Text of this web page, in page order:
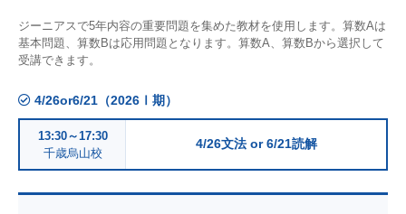
ジーニアスで5年内容の重要問題を集めた教材を使用します。算数Aは
基本問題、算数Bは応用問題となります。算数A、算数Bから選択して
受講できます。
4/26or6/21（2026Ⅰ期）
13:30～17:30
千歳烏山校
4/26文法 or 6/21読解